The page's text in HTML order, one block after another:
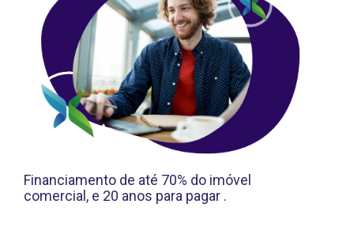
Financiamento de até 70% do imóvel
comercial, e 20 anos para pagar .